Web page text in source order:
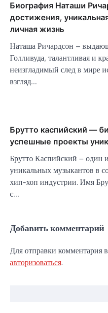
Биография Наташи
достижения,
личная жизнь
Наташа Ричардсон –
Голливуда, талантливая и
неизгладимый след в мире
взгляд…
Брутто каспийский —
успешные проекты
Брутто Каспийский – один
уникальных музыкантов в
хип-хоп индустрии. Имя
с…
Добавить комментарий
Для отправки комментария
авторизоваться.